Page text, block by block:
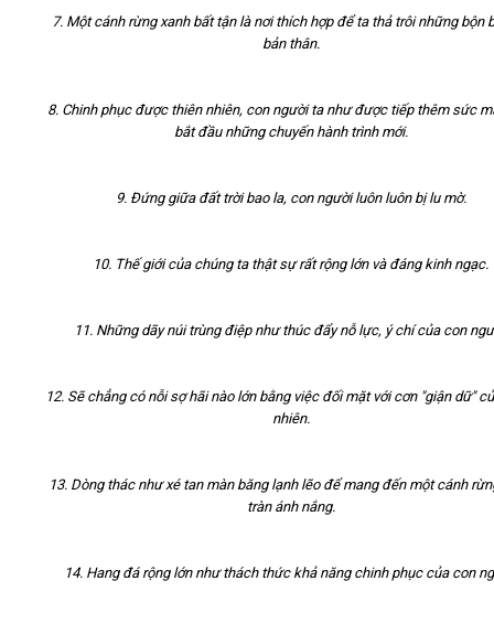
7. Một cánh rừng xanh bất tận là nơi thích hợp để ta thả trôi những bộn
bản thân.
8. Chinh phục được thiên nhiên, con người ta như được tiếp thêm sức
bắt đầu những chuyến hành trình mới.
9. Đứng giữa đất trời bao la, con người luôn luôn bị lu mờ.
10. Thế giới của chúng ta thật sự rất rộng lớn và đáng kinh ngạc.
11. Những dãy núi trùng điệp như thúc đẩy nỗ lực, ý chí của con
12. Sẽ chẳng có nỗi sợ hãi nào lớn bằng việc đối mặt với cơn "giận dữ"
nhiên.
13. Dòng thác như xé tan màn băng lạnh lẽo để mang đến một cánh
tràn ánh nắng.
14. Hang đá rộng lớn như thách thức khả năng chinh phục của con